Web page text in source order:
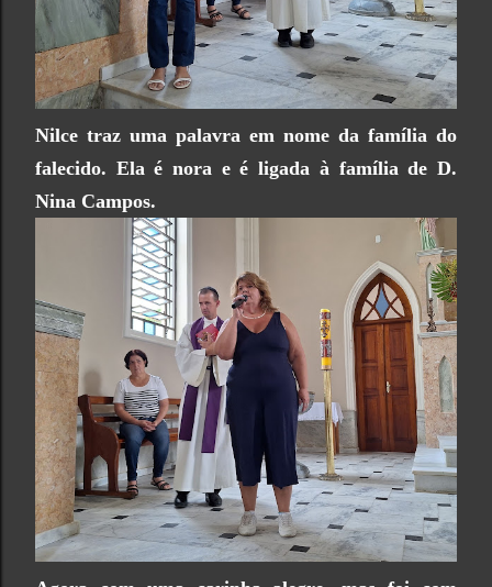
Nilce traz uma palavra em nome da família do
falecido. Ela é nora e é ligada à família de D.
Nina Campos.